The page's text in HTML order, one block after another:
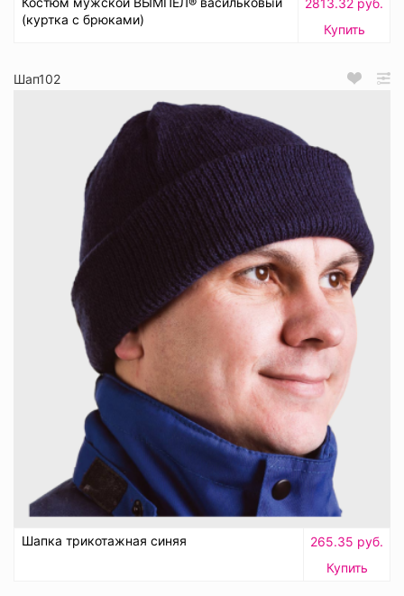
(куртка с брюками)
Купить
Шап102
Шапка трикотажная синяя
265.35 руб.
Купить